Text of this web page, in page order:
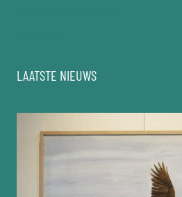
LAATSTE NIEUWS